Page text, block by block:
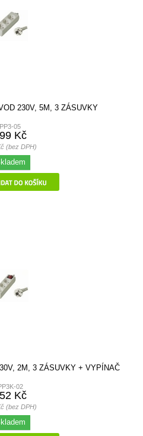
230V, 5M, 3 ZÁSUVKY
PP3-05
Kč
(bez DPH)
2M, 3 ZÁSUVKY + VYPÍNAČ
02
Kč
(bez DPH)